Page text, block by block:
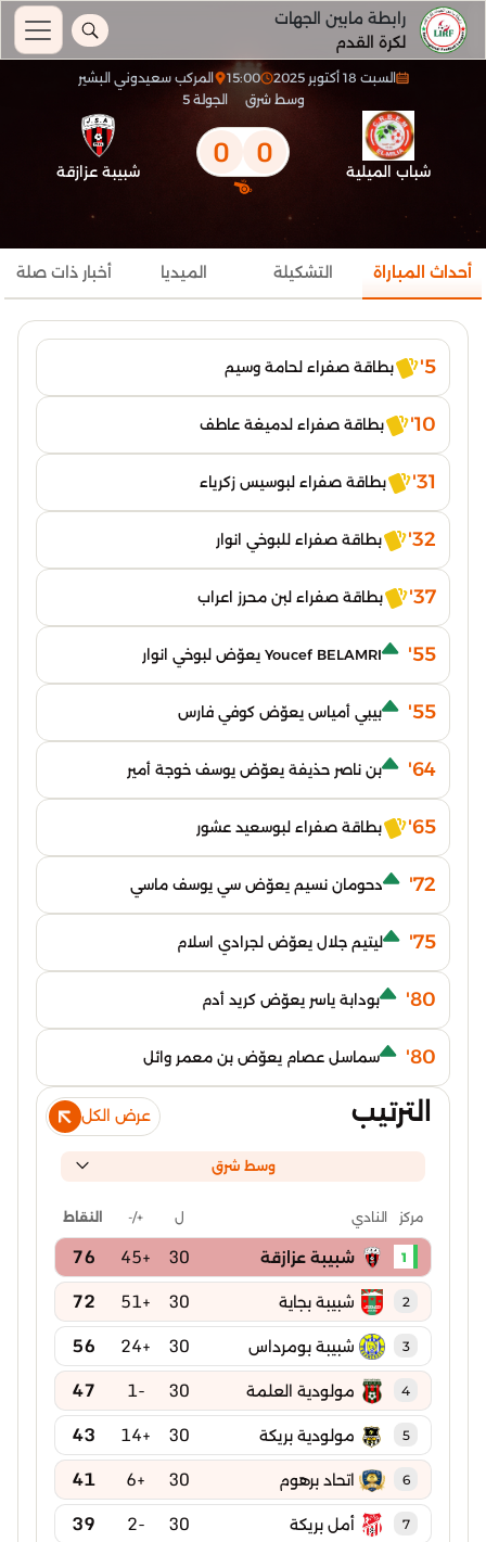
رابطة مابين الجهات
لكرة القدم
السبت 18 أكتوبر 2025 15:00
المركب سعيدوني البشير
وسط شرق
الجولة 5
شباب الميلية 0
0 شبيبة عزازقة
أحداث المباراة التشكيلة الميديا أخبار ذات صلة
5' بطاقة صفراء لحامة وسيم
10' بطاقة صفراء لدميغة عاطف
31' بطاقة صفراء لبوسيس زكرياء
32' بطاقة صفراء للبوخي انوار
37' بطاقة صفراء لبن محرز اعراب
55' Youcef BELAMRI يعوّض لبوخي انوار
55' بيبي أمياس يعوّض كوفي فارس
64' بن ناصر حذيفة يعوّض يوسف خوجة أمير
65' بطاقة صفراء لبوسعيد عشور
72' دحومان نسيم يعوّض سي يوسف ماسي
75' ليتيم جلال يعوّض لجرادي اسلام
80' بودابة ياسر يعوّض كريد أدم
80' سماسل عصام يعوّض بن معمر وائل
الترتيب عرض الكل
وسط شرق
مركز النادي ل +/- النقاط
1 شبيبة عزازقة 30
+45
76
2 شبيبة بجاية 30
+51
72
3 شبيبة بومرداس 30
+24
56
4 مولودية العلمة 30
-1
47
5 مولودية بريكة 30
+14
43
6 اتحاد برهوم 30
+6
41
7 أمل بريكة 30
-2
39